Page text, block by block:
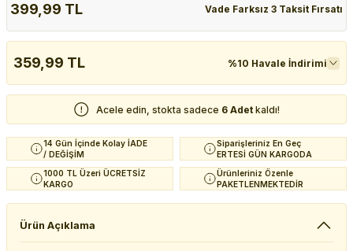
399,99 TL Vade Farksız 3 Taksit Fırsatı
359,99 TL %10 Havale İndirimi
Acele edin, stokta sadece 6 Adet kaldı!
14 Gün İçinde Kolay İADE
/ DEĞİŞİM
Siparişleriniz En Geç
ERTESİ GÜN KARGODA
1000 TL Üzeri ÜCRETSİZ
KARGO
Ürünleriniz Özenle
PAKETLENMEKTEDİR
Ürün Açıklama